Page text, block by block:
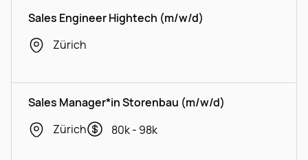
Sales Engineer Hightech (m/w/d)
Zürich
Sales Manager*in Storenbau (m/w/d)
Zürich
80k - 98k